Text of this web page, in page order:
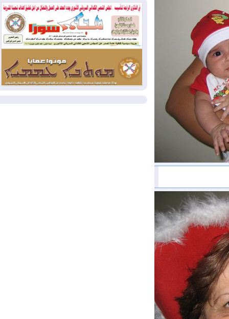
2026-08-03
رئيس إقليم كوردستان في
دمشق في زيارة رسمية
2026-08-03
العراق يؤكد مجدداً التزامه
بمنع الهجمات على الدول المجاورة